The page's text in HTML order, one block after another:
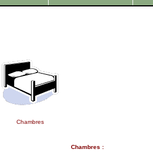
Chambres
Chambres :